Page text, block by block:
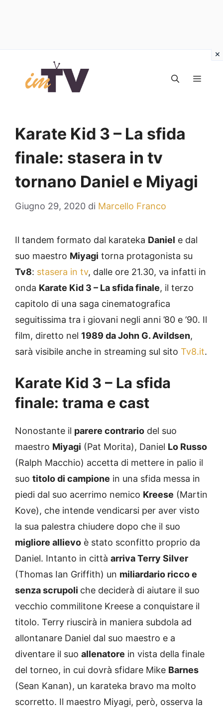
contenuto
Karate Kid 3 – La sfida
finale: stasera in tv
tornano Daniel e Miyagi
Giugno 29, 2020 di Marcello Franco
Il tandem formato dal karateka Daniel e dal
suo maestro Miyagi torna protagonista su
Tv8: stasera in tv, dalle ore 21.30, va infatti in
onda Karate Kid 3 – La sfida finale, il terzo
capitolo di una saga cinematografica
seguitissima tra i giovani negli anni ’80 e ’90. Il
film, diretto nel 1989 da John G. Avildsen,
sarà visibile anche in streaming sul sito Tv8.it.
Karate Kid 3 – La sfida
finale: trama e cast
Nonostante il parere contrario del suo
maestro Miyagi (Pat Morita), Daniel Lo Russo
(Ralph Macchio) accetta di mettere in palio il
suo titolo di campione in una sfida messa in
piedi dal suo acerrimo nemico Kreese (Martin
Kove), che intende vendicarsi per aver visto
la sua palestra chiudere dopo che il suo
migliore allievo è stato sconfitto proprio da
Daniel. Intanto in città arriva Terry Silver
(Thomas Ian Griffith) un miliardario ricco e
senza scrupoli che deciderà di aiutare il suo
vecchio commilitone Kreese a conquistare il
titolo. Terry riuscirà in maniera subdola ad
allontanare Daniel dal suo maestro e a
diventare il suo allenatore in vista della finale
del torneo, in cui dovrà sfidare Mike Barnes
(Sean Kanan), un karateka bravo ma molto
scorretto. Il maestro Miyagi, però, osserva la